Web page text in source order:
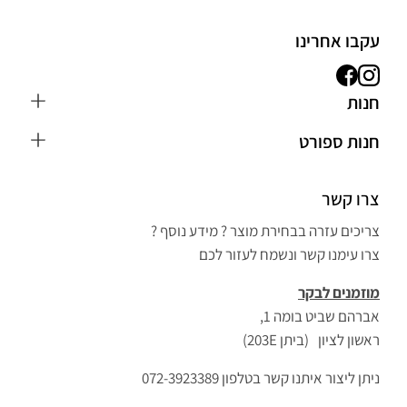
עקבו אחרינו
חנות
חליפת קראטה
ציוד אירובי וכושר
שק איגרוף מקצועי
ציוד איגרוף
ציוד איגרוף תאילנדי
חנות ספורט
חנות ספורט בראשון לציון
אפשרויות משלוח ותשלום
הצהרת נגישות
מאמנים – שיתוף פעולה
צור קשר
שליחת ביקורת
צרו קשר
צריכים עזרה בבחירת מוצר ? מידע נוסף ?
צרו עימנו קשר ונשמח לעזור לכם
מוזמנים לבקר
אברהם שביט בומה 1,
ראשון לציון (ביתן 203E)
ניתן ליצור איתנו קשר בטלפון 072-3923389